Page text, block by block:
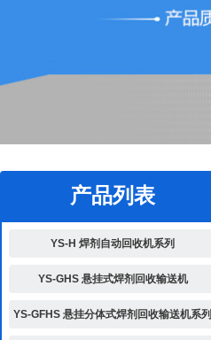
产品列表
YS-H 焊剂自动回收机系列
YS-GHS 悬挂式焊剂回收输送机
YS-GFHS 悬挂分体式焊剂回收输送机系列